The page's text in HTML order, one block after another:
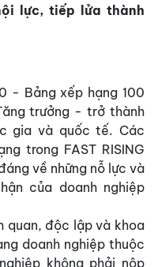
lực, tiếp lửa thành
- Bảng xếp hạng 100
trưởng - trở thành
gia và quốc tế. Các
trong FAST RISING
về những nỗ lực và
của doanh nghiệp
quan, độc lập và khoa
doanh nghiệp thuộc
không phải nộp